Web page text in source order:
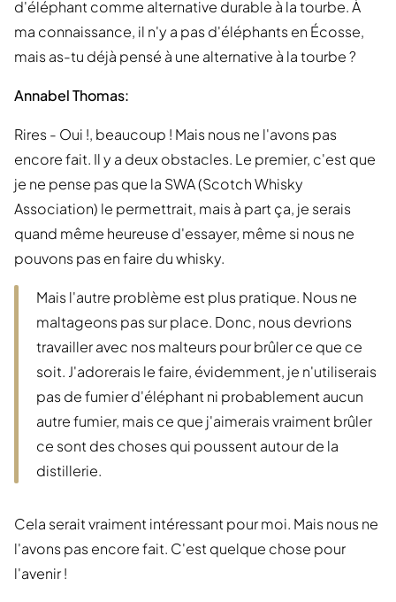
d'éléphant comme alternative durable à la tourbe. À
ma connaissance, il n'y a pas d'éléphants en Écosse,
mais as-tu déjà pensé à une alternative à la tourbe ?
Annabel Thomas:
Rires - Oui !, beaucoup ! Mais nous ne l'avons pas
encore fait. Il y a deux obstacles. Le premier, c'est que
je ne pense pas que la SWA (Scotch Whisky
Association) le permettrait, mais à part ça, je serais
quand même heureuse d'essayer, même si nous ne
pouvons pas en faire du whisky.
Mais l'autre problème est plus pratique. Nous ne
maltageons pas sur place. Donc, nous devrions
travailler avec nos malteurs pour brûler ce que ce
soit. J'adorerais le faire, évidemment, je n'utiliserais
pas de fumier d'éléphant ni probablement aucun
autre fumier, mais ce que j'aimerais vraiment brûler
ce sont des choses qui poussent autour de la
distillerie.
Cela serait vraiment intéressant pour moi. Mais nous ne
l'avons pas encore fait. C'est quelque chose pour
l'avenir !